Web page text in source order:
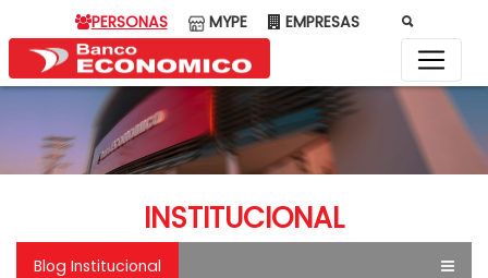
PERSONAS MYPE EMPRESAS
INSTITUCIONAL
Blog Institucional